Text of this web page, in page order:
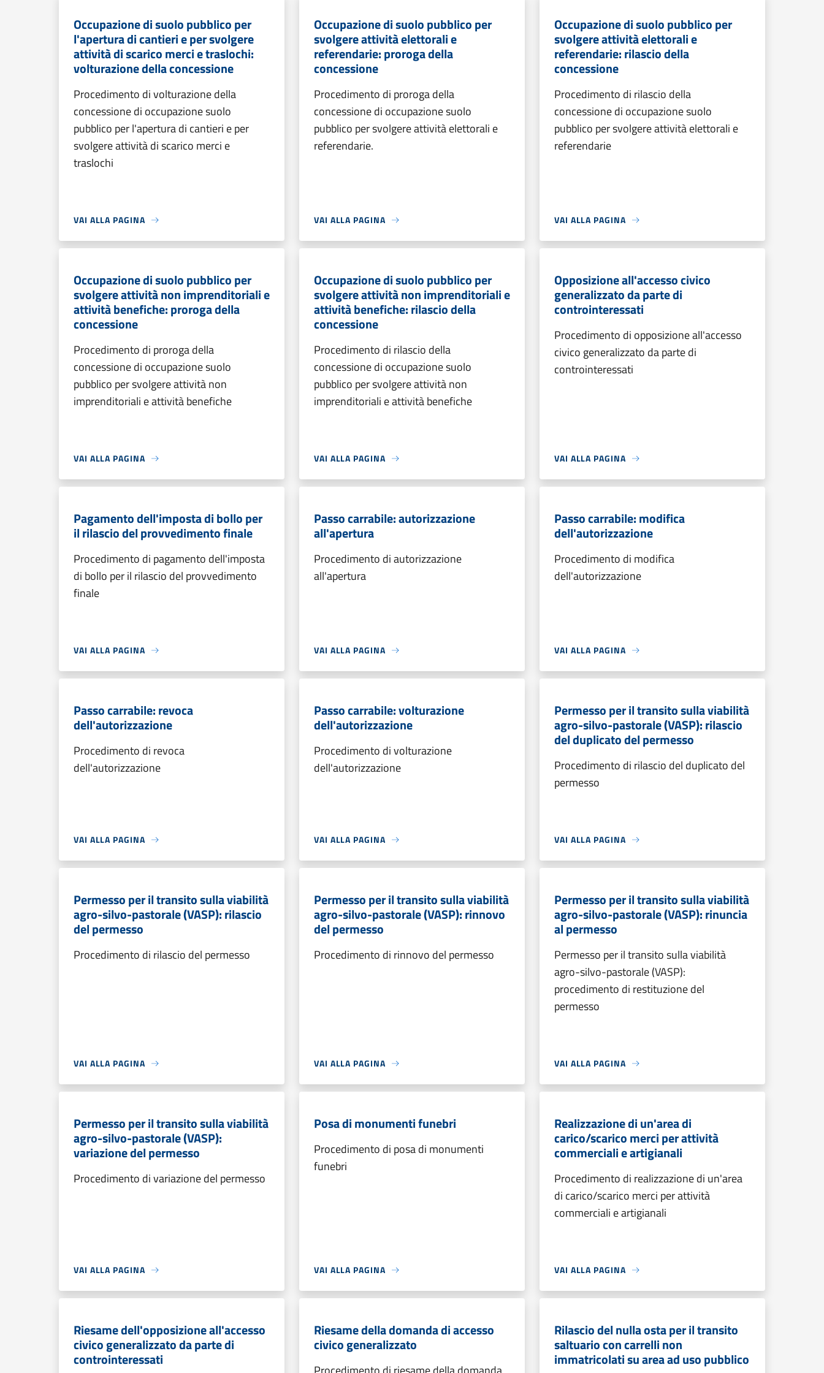
Occupazione di suolo pubblico per
l'apertura di cantieri e per svolgere
attività di scarico merci e traslochi:
volturazione della concessione
Procedimento di volturazione della
concessione di occupazione suolo
pubblico per l'apertura di cantieri e per
svolgere attività di scarico merci e
traslochi
VAI ALLA PAGINA
Occupazione di suolo pubblico per
svolgere attività elettorali e
referendarie: proroga della
concessione
Procedimento di proroga della
concessione di occupazione suolo
pubblico per svolgere attività elettorali e
referendarie.
VAI ALLA PAGINA
Occupazione di suolo pubblico per
svolgere attività elettorali e
referendarie: rilascio della
concessione
Procedimento di rilascio della
concessione di occupazione suolo
pubblico per svolgere attività elettorali e
referendarie
VAI ALLA PAGINA
Occupazione di suolo pubblico per
svolgere attività non imprenditoriali e
attività benefiche: proroga della
concessione
Procedimento di proroga della
concessione di occupazione suolo
pubblico per svolgere attività non
imprenditoriali e attività benefiche
VAI ALLA PAGINA
Occupazione di suolo pubblico per
svolgere attività non imprenditoriali e
attività benefiche: rilascio della
concessione
Procedimento di rilascio della
concessione di occupazione suolo
pubblico per svolgere attività non
imprenditoriali e attività benefiche
VAI ALLA PAGINA
Opposizione all'accesso civico
generalizzato da parte di
controinteressati
Procedimento di opposizione all'accesso
civico generalizzato da parte di
controinteressati
VAI ALLA PAGINA
Pagamento dell'imposta di bollo per
il rilascio del provvedimento finale
Procedimento di pagamento dell'imposta
di bollo per il rilascio del provvedimento
finale
VAI ALLA PAGINA
Passo carrabile: autorizzazione
all'apertura
Procedimento di autorizzazione
all'apertura
VAI ALLA PAGINA
Passo carrabile: modifica
dell'autorizzazione
Procedimento di modifica
dell'autorizzazione
VAI ALLA PAGINA
Passo carrabile: revoca
dell'autorizzazione
Procedimento di revoca
dell'autorizzazione
VAI ALLA PAGINA
Passo carrabile: volturazione
dell'autorizzazione
Procedimento di volturazione
dell'autorizzazione
VAI ALLA PAGINA
Permesso per il transito sulla viabilità
agro-silvo-pastorale (VASP): rilascio
del duplicato del permesso
Procedimento di rilascio del duplicato del
permesso
VAI ALLA PAGINA
Permesso per il transito sulla viabilità
agro-silvo-pastorale (VASP): rilascio
del permesso
Procedimento di rilascio del permesso
VAI ALLA PAGINA
Permesso per il transito sulla viabilità
agro-silvo-pastorale (VASP): rinnovo
del permesso
Procedimento di rinnovo del permesso
VAI ALLA PAGINA
Permesso per il transito sulla viabilità
agro-silvo-pastorale (VASP): rinuncia
al permesso
Permesso per il transito sulla viabilità
agro-silvo-pastorale (VASP):
procedimento di restituzione del
permesso
VAI ALLA PAGINA
Permesso per il transito sulla viabilità
agro-silvo-pastorale (VASP):
variazione del permesso
Procedimento di variazione del permesso
VAI ALLA PAGINA
Posa di monumenti funebri
Procedimento di posa di monumenti
funebri
VAI ALLA PAGINA
Realizzazione di un'area di
carico/scarico merci per attività
commerciali e artigianali
Procedimento di realizzazione di un'area
di carico/scarico merci per attività
commerciali e artigianali
VAI ALLA PAGINA
Riesame dell'opposizione all'accesso
civico generalizzato da parte di
controinteressati
Riesame della domanda di accesso
civico generalizzato
Rilascio del nulla osta per il transito
saltuario con carrelli non
immatricolati su area ad uso pubblico